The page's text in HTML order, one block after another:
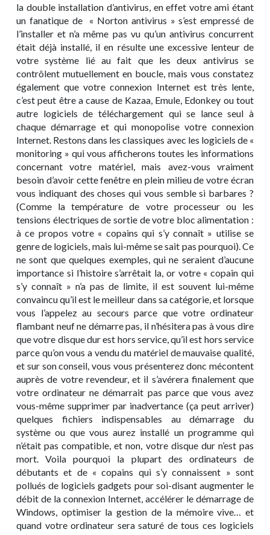
la double installation d’antivirus, en effet votre ami étant
un fanatique de « Norton antivirus » s’est empressé de
l’installer et n’a même pas vu qu’un antivirus concurrent
était déjà installé, il en résulte une excessive lenteur de
votre système lié au fait que les deux antivirus se
contrôlent mutuellement en boucle, mais vous constatez
également que votre connexion Internet est très lente,
c’est peut être a cause de Kazaa, Emule, Edonkey ou tout
autre logiciels de téléchargement qui se lance seul à
chaque démarrage et qui monopolise votre connexion
Internet. Restons dans les classiques avec les logiciels de «
monitoring » qui vous afficherons toutes les informations
concernant votre matériel, mais avez-vous vraiment
besoin d’avoir cette fenêtre en plein milieu de votre écran
vous indiquant des choses qui vous semble si barbares ?
(Comme la température de votre processeur ou les
tensions électriques de sortie de votre bloc alimentation :
à ce propos votre « copains qui s’y connaît » utilise se
genre de logiciels, mais lui-même se sait pas pourquoi). Ce
ne sont que quelques exemples, qui ne seraient d’aucune
importance si l’histoire s’arrêtait la, or votre « copain qui
s’y connaît » n’a pas de limite, il est souvent lui-même
convaincu qu’il est le meilleur dans sa catégorie, et lorsque
vous l’appelez au secours parce que votre ordinateur
flambant neuf ne démarre pas, il n’hésitera pas à vous dire
que votre disque dur est hors service, qu’il est hors service
parce qu’on vous a vendu du matériel de mauvaise qualité,
et sur son conseil, vous vous présenterez donc mécontent
auprès de votre revendeur, et il s’avérera finalement que
votre ordinateur ne démarrait pas parce que vous avez
vous-même supprimer par inadvertance (ça peut arriver)
quelques fichiers indispensables au démarrage du
système ou que vous aurez installé un programme qui
n’était pas compatible, et non, votre disque dur n’est pas
mort. Voila pourquoi la plupart des ordinateurs de
débutants et de « copains qui s’y connaissent » sont
pollués de logiciels gadgets pour soi-disant augmenter le
débit de la connexion Internet, accélérer le démarrage de
Windows, optimiser la gestion de la mémoire vive… et
quand votre ordinateur sera saturé de tous ces logiciels